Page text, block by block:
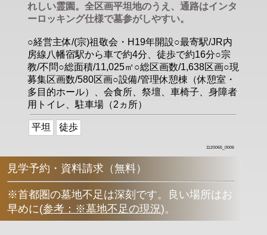
れしい霊園。全区画平坦地のうえ、通路はインタ
ーロッキング仕様で墓参がしやすい。
○経営主体/(宗)祖敬会・H19年開設○最寄駅/JR内
房線八幡宿駅から車で約4分、徒歩で約16分○宗
教/不問○総面積/11,025㎡○総区画数/1,638区画○現
募集区画数/580区画○設備/管理休憩棟（休憩室・
多目的ホール）、会食所、祭壇、車椅子、身障者
用トイレ、駐車場（2ヵ所）
平坦 徒歩
1120065_0006
見学予約・資料請求（無料）
※首都圏の墓地不足は深刻です。良い場所はお
早めに(参考：※墓地不足の現況)。